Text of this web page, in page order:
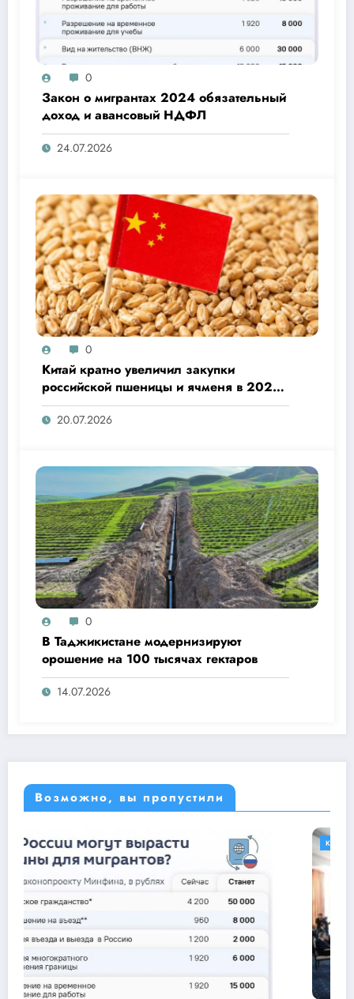
0
Закон о мигрантах 2024 обязательный
доход и авансовый НДФЛ
24.07.2026
0
Китай кратно увеличил закупки
российской пшеницы и ячменя в 2026
году
20.07.2026
0
В Таджикистане модернизируют
орошение на 100 тысячах гектаров
14.07.2026
Возможно, вы пропустили
КЫРГЫЗСТАН